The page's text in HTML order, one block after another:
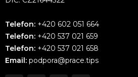
Telefon: +420 602 051 664
Telefon: +420 537 021 659
Telefon: +420 537 021 658
Email: podpora@prace.tips